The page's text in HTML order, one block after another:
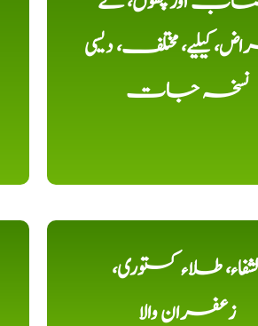
کیلیے، مختلف، دیسی
نسخہ جات
طلاء کستوری،
زعفران والا